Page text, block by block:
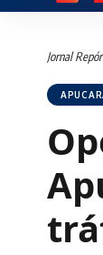
Jornal